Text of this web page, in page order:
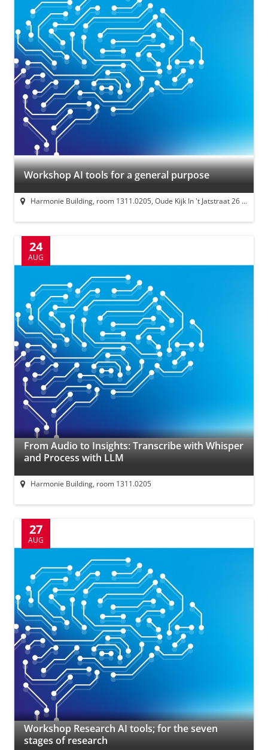
Workshop AI tools for a general purpose
Harmonie Building, room 1311.0205, Oude Kijk In 't Jatstraat 26 Groningen
24
AUG
From Audio to Insights: Transcribe with Whisper
and Process with LLM
Harmonie Building, room 1311.0205
27
AUG
Workshop Research AI tools; for the seven
stages of research